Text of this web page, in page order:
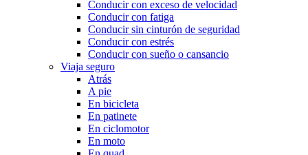
Conducir con exceso de velocidad
Conducir con fatiga
Conducir sin cinturón de seguridad
Conducir con estrés
Conducir con sueño o cansancio
Viaja seguro
Atrás
A pie
En bicicleta
En patinete
En ciclomotor
En moto